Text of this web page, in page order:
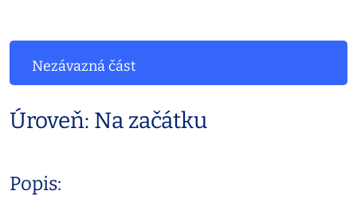
Nezávazná část
Úroveň: Na začátku
Popis: